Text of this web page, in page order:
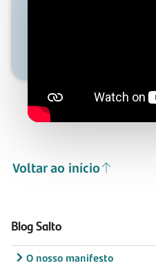
Voltar ao início
Blog Salto
O nosso manifesto